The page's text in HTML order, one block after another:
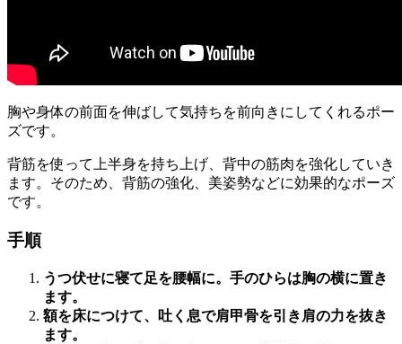
胸や身体の前面を伸ばして気持ちを前向きにしてくれるポー
ズです。
背筋を使って上半身を持ち上げ、背中の筋肉を強化していき
ます。そのため、 背筋の強化、美姿勢などに効果的なポーズ
です。
手順
うつ伏せに寝て足を腰幅に。手のひらは胸の横に置き
ます。
額を床につけて、吐く息で肩甲骨を引き肩の力を抜き
ます。